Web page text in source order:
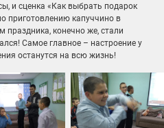
и сценка «Как выбрать подарок
приготовлению капуччино в
конечно же, стали
Самое главное – настроение у
останутся на всю жизнь!